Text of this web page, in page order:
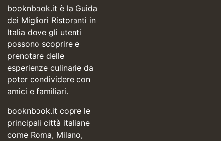
booknbook.it è la Guida
dei Migliori Ristoranti in
Italia dove gli utenti
possono scoprire e
prenotare delle
esperienze culinarie da
poter condividere con
amici e familiari.
booknbook.it copre le
principali città italiane
come Roma, Milano,